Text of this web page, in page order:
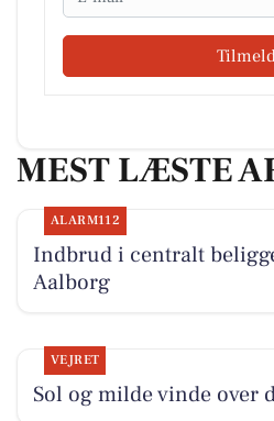
MEST LÆSTE
ALARM112
Indbrud i centralt
Aalborg
VEJRET
Sol og milde vinde over